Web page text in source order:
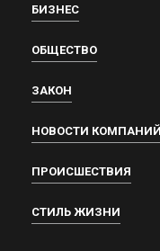
БИЗНЕС
ОБЩЕСТВО
ЗАКОН
НОВОСТИ КОМПАНИЙ
ПРОИСШЕСТВИЯ
СТИЛЬ ЖИЗНИ